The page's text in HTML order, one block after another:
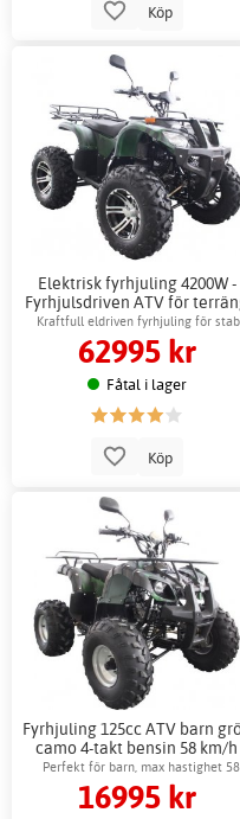
Köp
Elektrisk fyrhjuling 4200W -
Fyrhjulsdriven ATV för
Kraftfull eldriven fyrhjuling för
körning
62995 kr
Fåtal i lager
Köp
Fyrhjuling 125cc ATV barn
camo 4-takt bensin 58 km/h
Perfekt för barn, max hastighet 58
km/h
16995 kr